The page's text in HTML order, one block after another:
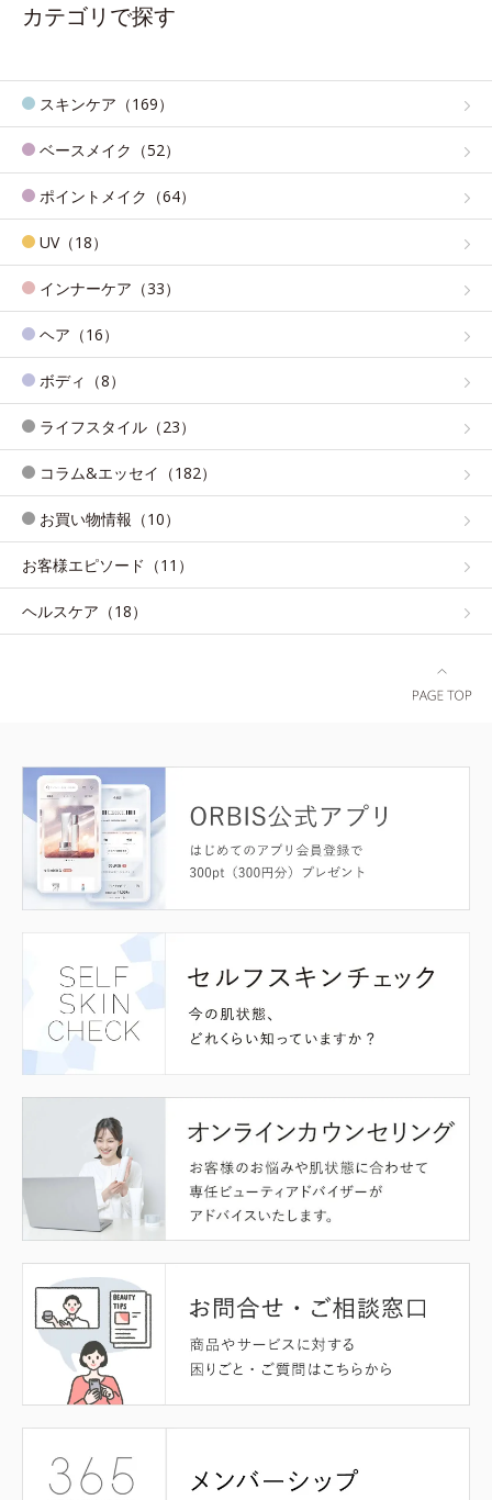
カテゴリで探す
スキンケア（169）
ベースメイク（52）
ポイントメイク（64）
UV（18）
インナーケア（33）
ヘア（16）
ボディ（8）
ライフスタイル（23）
コラム&エッセイ（182）
お買い物情報（10）
お客様エピソード（11）
ヘルスケア（18）